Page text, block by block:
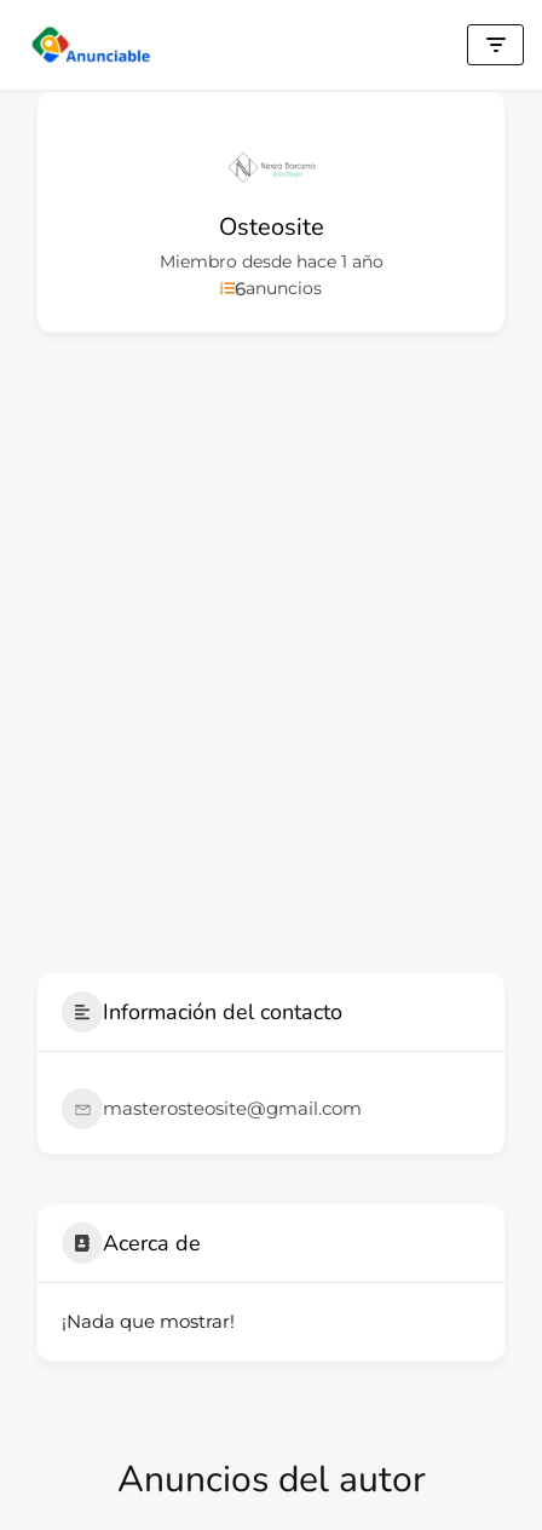
Saltar
Osteosite
Miembro desde hace 1 año
6anuncios
Información del contacto
masterosteosite@gmail.com
Acerca de
¡Nada que mostrar!
Anuncios del autor